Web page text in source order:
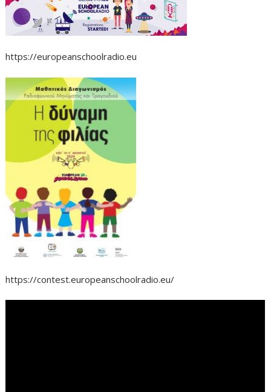
https://europeanschoolradio.eu
https://contest.europeanschoolradio.eu/